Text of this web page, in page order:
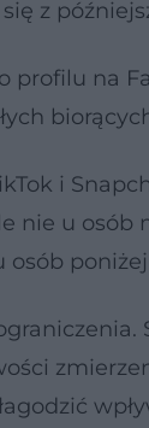
się z
profilu na
i
nie u osób